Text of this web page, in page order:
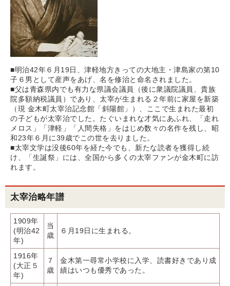
■明治42年６月19日、津軽地方きっての大地主・津島家の第10
子６男として産声をあげ、名を修治と命名されました。
■父は青森県内でも有力な県議会議員（後に衆議院議員、貴族
院多額納税議員）であり、太宰が生まれる２年前に家屋を新築
（現 金木町太宰治記念館「斜陽館」）、ここで生まれた最初
の子どもが太宰治でした。たぐいまれな才気にあふれ、「走れ
メロス」「津軽」「人間失格」をはじめ数々の名作を残し、昭
和23年６月に39歳でこの世を去りました。
■太宰文学は没後60年を経た今でも、新たな読者を獲得し続
け、「生誕祭」には、全国から多くの太宰ファンが金木町に訪
れます。
太宰治略年譜
1909年
(明治42
年)
当
歳
６月19日に生まれる。
1916年
(大正５
年)
７
歳
金木第一尋常小学校に入学、読書好きであり成
績はいつも優秀であった。